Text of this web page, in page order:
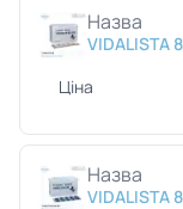
Назва
VIDALISTA
Ціна
Назва
VIDALISTA